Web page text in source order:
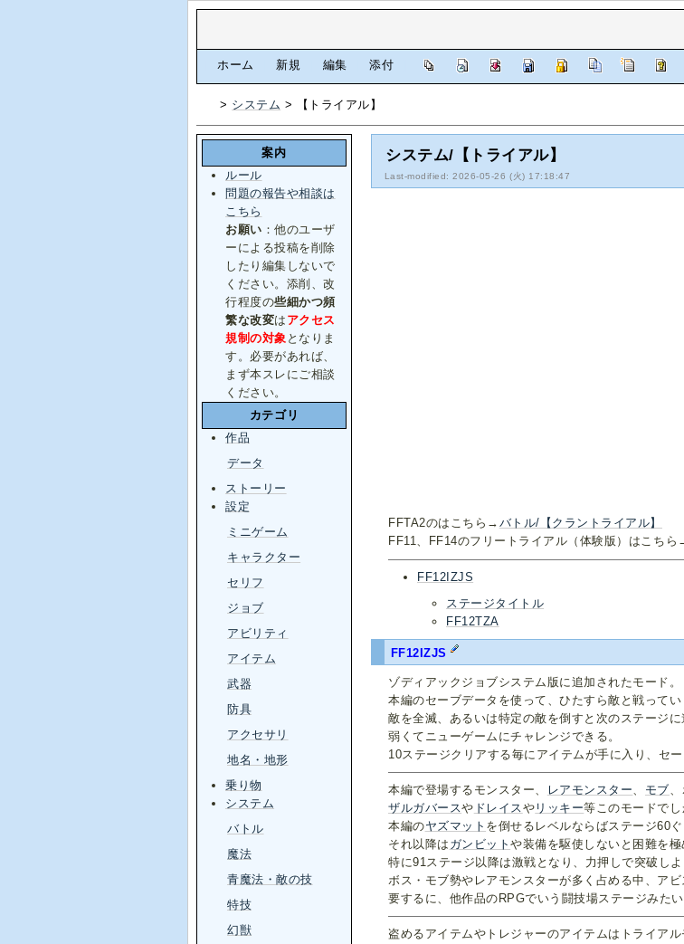
ホーム 新規 編集 添付
> システム > 【トライアル】
システム/【トライアル】
Last-modified: 2026-05-26 (火) 17:18:47
FFTA2のはこちら→ バトル/【クラントライアル】
FF11、FF14のフリートライアル（体験版）はこちら
FF12IZJS
ステージタイトル
FF12TZA
FF12IZJS
ゾディアックジョブシステム版に追加されたモード。
本編のセーブデータを使って、ひたすら敵と戦ってい
敵を全滅、あるいは特定の敵を倒すと次のステージ
弱くてニューゲームにチャレンジできる。
10ステージクリアする毎にアイテムが手に入り、セー
本編で登場するモンスター、 レアモンスター、 モブ、
ザルガバースや ドレイスや リッキー等このモードでし
本編のヤズマット を倒せるレベルならばステージ60
それ以降は ガンビットや装備を駆使しないと困難を極
特に91ステージ以降は激戦となり、力押しで突破し
ボス・モブ勢やレアモンスターが多く占める中、アビ
要するに、他作品のRPGでいう闘技場ステージみたい
盗めるアイテムやトレジャーのアイテムはトライア
案内
ルール
問題の報告や相談は
こちら
お願い ：他のユーザ
ーによる投稿を削除
したり編集しないで
ください。添削、改
行程度の些細かつ頻
繁な改変は アクセス
規制の対象 となりま
す。必要があれば、
まず本スレにご相談
ください。
カテゴリ
作品
データ
ストーリー
設定
ミニゲーム
キャラクター
セリフ
ジョブ
アビリティ
アイテム
武器
防具
アクセサリ
地名・地形
乗り物
システム
バトル
魔法
青魔法・敵の技
特技
幻獣